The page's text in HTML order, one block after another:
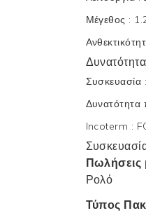
Μέγεθος :
Συσκευασία :
Incoterm :
Ρολό
Τύπος